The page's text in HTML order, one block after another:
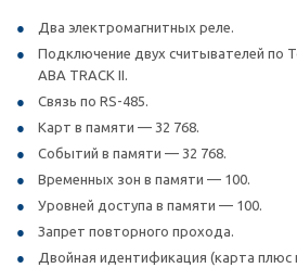
Два электромагнитных реле.
Подключение двух считывателей по
ABA TRACK II.
Связь по RS-485.
Карт в памяти — 32 768.
Событий в памяти — 32 768.
Временных зон в памяти — 100.
Уровней доступа в памяти — 100.
Запрет повторного прохода.
Двойная идентификация (карта плюс